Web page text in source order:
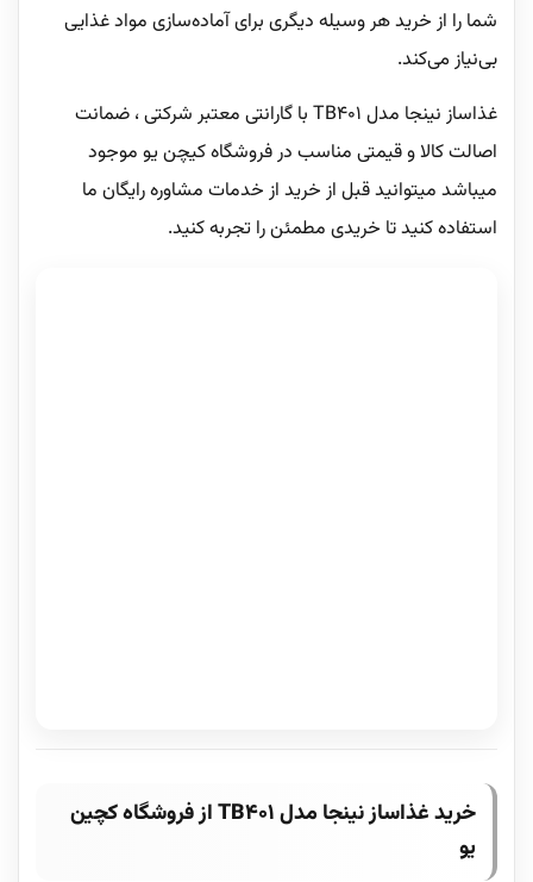
شما را از خرید هر وسیله دیگری برای آماده‌سازی مواد غذایی
بی‌نیاز می‌کند.
غذاساز نینجا مدل TB401 با گارانتی معتبر شرکتی ، ضمانت
اصالت کالا و قیمتی مناسب در فروشگاه کیچن یو موجود
میباشد میتوانید قبل از خرید از خدمات مشاوره رایگان ما
استفاده کنید تا خریدی مطمئن را تجربه کنید.
خرید غذاساز نینجا مدل TB401 از فروشگاه کچین
یو